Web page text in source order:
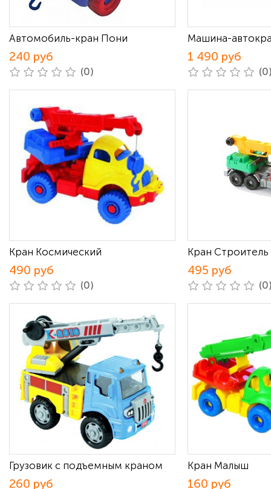
Автомобиль-кран Пони
240 руб
(0)
Машина-
1 490 руб
Кран Космический
490 руб
(0)
Кран Строитель
495 руб
Грузовик с подъемным краном
260 руб
Кран Малыш
160 руб